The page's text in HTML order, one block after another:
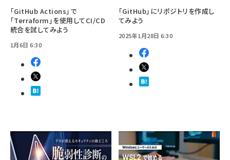
「GitHub Actions」で
「Terraform」を使用してCI/CD
統合を試してみよう
1月6日 6:30
「GitHub」にリポジトリを作成し
てみよう
2025年1月28日 6:30